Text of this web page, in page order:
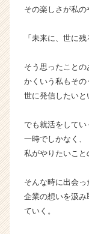
その楽しさが私の
「未来に、世に
そう思ったことの
かくいう私もその
世に発信したいと
でも就活をして
一時でしかなく、
私がやりたいこと
そんな時に出会っ
企業の想いを汲
ていく。